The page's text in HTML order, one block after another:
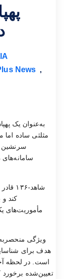
News ,
مثلثی ساده اما
سرنشین
کند و
مأموریت‌های
ویژگی
هدف برای
است. در لحظه
تعیین‌شده برخورد